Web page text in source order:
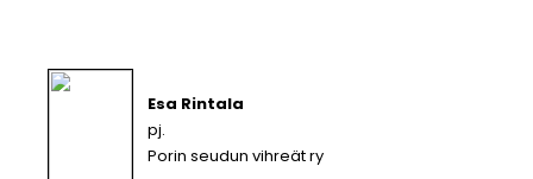
Esa Rintala
pj.
Porin seudun vihreät ry